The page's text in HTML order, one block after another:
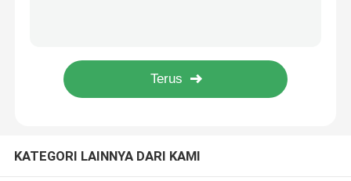
Mesin Pengumpan Sekrup
KATEGORI LAINNYA DARI KAMI